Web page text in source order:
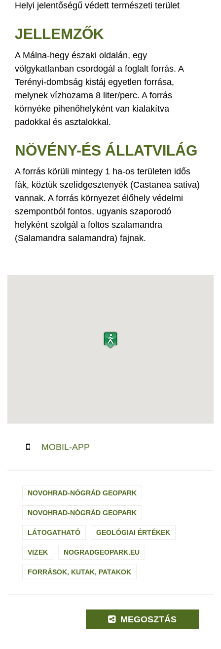
Helyi jelentőségű védett természeti terület
JELLEMZŐK
A Málna-hegy északi oldalán, egy
völgykatlanban csordogál a foglalt forrás. A
Terényi-dombság kistáj egyetlen forrása,
melynek vízhozama 8 liter/perc. A forrás
környéke pihenőhelyként van kialakítva
padokkal és asztalokkal.
NÖVÉNY-ÉS ÁLLATVILÁG
A forrás körüli mintegy 1 ha-os területen idős
fák, köztük szelídgesztenyék (Castanea sativa)
vannak. A forrás környezet élőhely védelmi
szempontból fontos, ugyanis szaporodó
helyként szolgál a foltos szalamandra
(Salamandra salamandra) fajnak.
MOBIL-APP
NOVOHRAD-NÓGRÁD GEOPARK
NOVOHRAD-NÓGRÁD GEOPARK
LÁTOGATHATÓ GEOLÓGIAI ÉRTÉKEK
VIZEK NOGRADGEOPARK.EU
FORRÁSOK, KUTAK, PATAKOK
MEGOSZTÁS